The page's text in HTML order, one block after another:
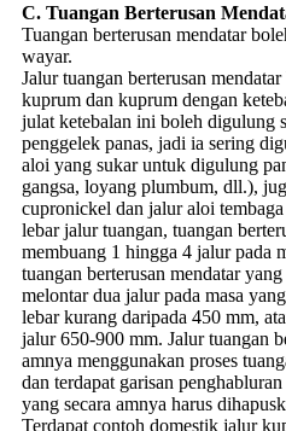
C. Tuangan Berterusan
Tuangan berterusan mendatar
wayar.
Jalur tuangan berterusan
kuprum dan kuprum dengan
julat ketebalan ini boleh digulung
penggelek panas, jadi ia sering
aloi yang sukar untuk digulung
gangsa, loyang plumbum, dll.),
cupronickel dan jalur aloi
lebar jalur tuangan, tuangan
membuang 1 hingga 4 jalur pada
tuangan berterusan mendatar
melontar dua jalur pada masa
lebar kurang daripada 450 mm,
jalur 650-900 mm. Jalur tuangan
amnya menggunakan proses
dan terdapat garisan
yang secara amnya harus
Terdapat contoh domestik jalur